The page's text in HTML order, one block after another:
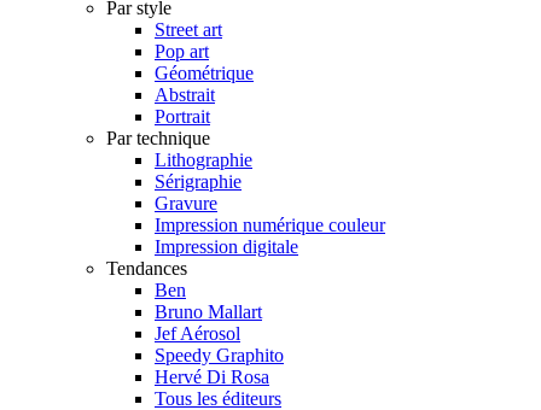
Par style
Street art
Pop art
Géométrique
Abstrait
Portrait
Par technique
Lithographie
Sérigraphie
Gravure
Impression numérique couleur
Impression digitale
Tendances
Ben
Bruno Mallart
Jef Aérosol
Speedy Graphito
Hervé Di Rosa
Tous les éditeurs